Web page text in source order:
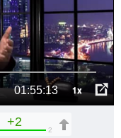
01:55:13 1x
+2
2